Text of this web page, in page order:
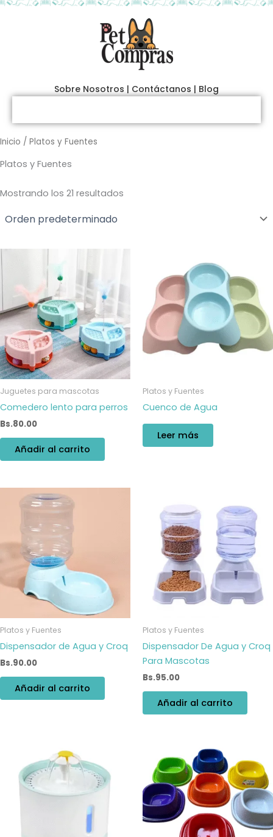
Ir
Sobre Nosotros | Contáctanos | Blog
Inicio / Platos y Fuentes
Platos y Fuentes
Mostrando los 21 resultados
Juguetes para mascotas
Comedero lento para perros
Bs.80.00
Añadir al carrito
Platos y Fuentes
Cuenco de Agua
Leer más
Platos y Fuentes
Dispensador de Agua y Croq
Bs.90.00
Añadir al carrito
Platos y Fuentes
Dispensador De Agua y Croq
Para Mascotas
Bs.95.00
Añadir al carrito